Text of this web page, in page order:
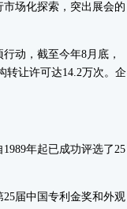
场化探索，突出展会的
动，截至今年8月底，
转让许可达14.2万次。企
年起已成功评选了25
届中国专利金奖和外观